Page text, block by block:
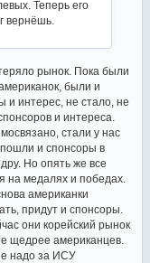
Теперь его
вернёшь.
рынок. Пока были
были и
и интерес, не стало, не
и интереса.
стали у нас
и спонсоры в
Но опять же все
на медалях и победах.
американки
придут и спонсоры.
они корейский рынок
щедрее американцев.
надо за ИСУ